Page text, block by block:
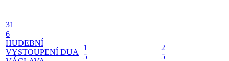
31
6
HUDEBNÍ
VYSTOUPENÍ DUA
1
5
2
5